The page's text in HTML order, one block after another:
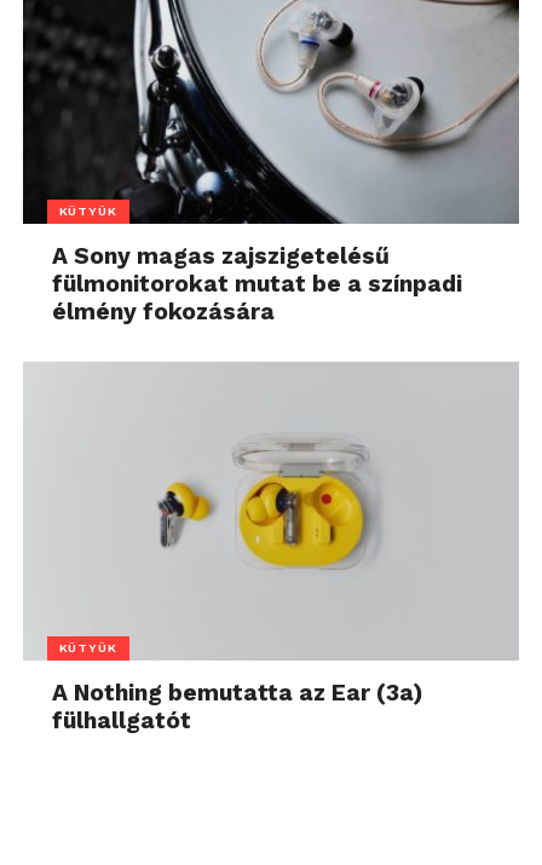
KÜTYÜK
A Sony magas zajszigetelésű
fülmonitorokat mutat be a színpadi
élmény fokozására
KÜTYÜK
A Nothing bemutatta az Ear (3a)
fülhallgatót